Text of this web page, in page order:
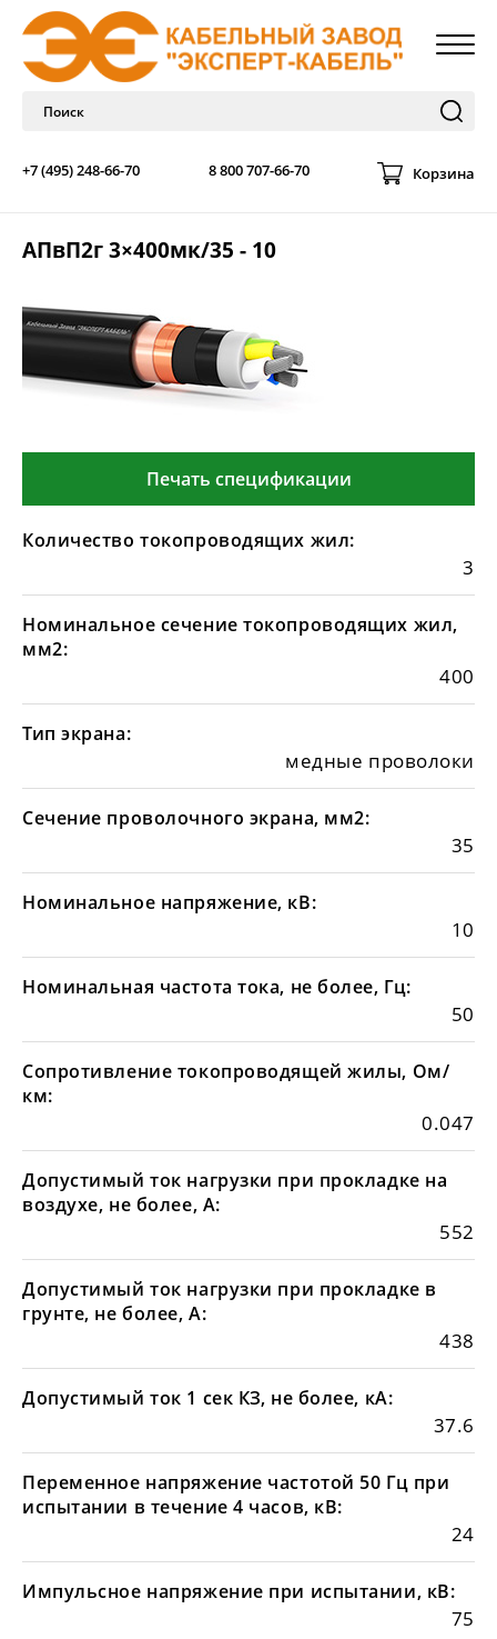
+7 (495) 248-66-70 8 800 707-66-70 Корзина
АПвП2г 3×400мк/35 - 10
Печать спецификации
Количество токопроводящих жил:
3
Номинальное сечение токопроводящих жил,
мм2:
400
Тип экрана:
медные проволоки
Сечение проволочного экрана, мм2:
35
Номинальное напряжение, кВ:
10
Номинальная частота тока, не более, Гц:
50
Сопротивление токопроводящей жилы, Ом/
км:
0.047
Допустимый ток нагрузки при прокладке на
воздухе, не более, А:
552
Допустимый ток нагрузки при прокладке в
грунте, не более, А:
438
Допустимый ток 1 сек КЗ, не более, кА:
37.6
Переменное напряжение частотой 50 Гц при
испытании в течение 4 часов, кВ:
24
Импульсное напряжение при испытании, кВ:
75